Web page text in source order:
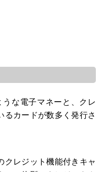
うな電子マネーと、クレ
るカードが数多く発行さ
クレジット機能付きキャ